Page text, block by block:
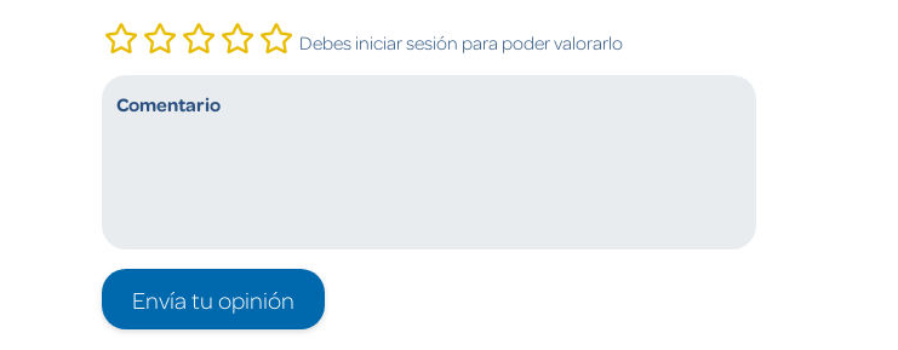
Debes iniciar sesión para poder valorarlo
Envía tu opinión